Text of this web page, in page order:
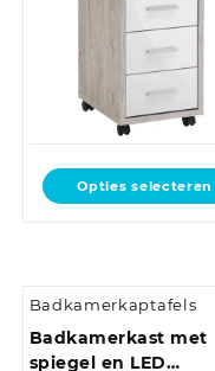
Opties selecteren
Dit
product
Deze
optie
kan
Badkamerkaptafels
Badkamerkast met
spiegel en LED